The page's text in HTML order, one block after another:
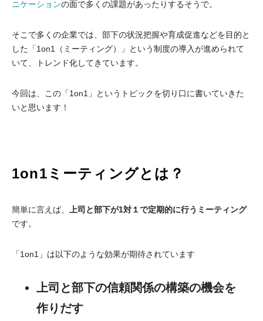
ニケーションの面で多くの課題があったりするそうで。
そこで多くの企業では、部下の状況把握や育成促進などを目的と
した「1on1（ミーティング）」という制度の導入が進められて
いて、トレンド化してきています。
今回は、この「1on1」というトピックを切り口に書いていきた
いと思います！
1on1ミーティングとは？
簡単に言えば、 上司と部下が1対１で定期的に行うミーティング
です。
「1on1」は以下のような効果が期待されています
上司と部下の信頼関係の構築の機会を
作りだす